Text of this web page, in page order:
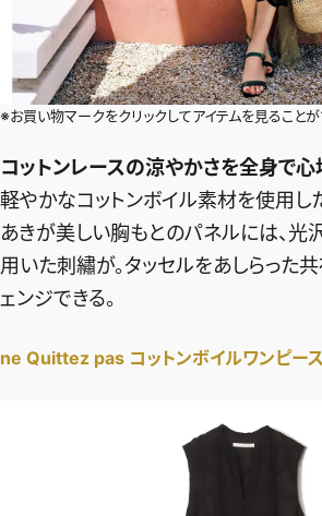
※お買い物マークをクリックしてアイテムを見ること
コットンレースの涼やかさを全身で心
軽やかなコットンボイル素材を使用し
あきが美しい胸もとのパネルには、光
用いた刺繡が。タッセルをあしらった
ェンジできる。
ne Quittez pas コットンボイルワンピー